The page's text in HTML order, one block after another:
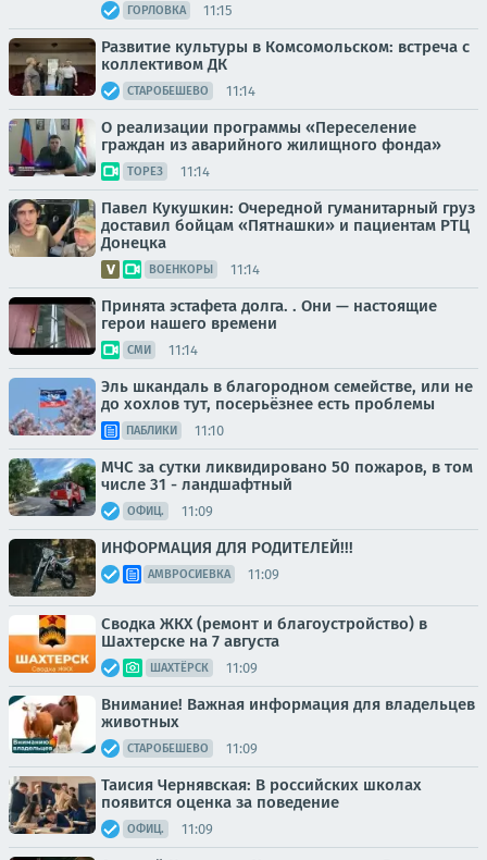
ГОРЛОВКА 11:15
Развитие культуры в Комсомольском: встреча с
коллективом ДК
СТАРОБЕШЕВО 11:14
О реализации программы «Переселение
граждан из аварийного жилищного фонда»
ТОРЕЗ 11:14
Павел Кукушкин: Очередной гуманитарный груз
доставил бойцам «Пятнашки» и пациентам РТЦ
Донецка
ВОЕНКОРЫ 11:14
Принята эстафета долга. . Они — настоящие
герои нашего времени
СМИ 11:14
Эль шкандаль в благородном семействе, или не
до хохлов тут, посерьёзнее есть проблемы
ПАБЛИКИ 11:10
МЧС за сутки ликвидировано 50 пожаров, в том
числе 31 - ландшафтный
ОФИЦ. 11:09
ИНФОРМАЦИЯ ДЛЯ РОДИТЕЛЕЙ!!!
АМВРОСИЕВКА 11:09
Сводка ЖКХ (ремонт и благоустройство) в
Шахтерске на 7 августа
ШАХТЁРСК 11:09
Внимание! Важная информация для владельцев
животных
СТАРОБЕШЕВО 11:09
Таисия Чернявская: В российских школах
появится оценка за поведение
ОФИЦ. 11:09